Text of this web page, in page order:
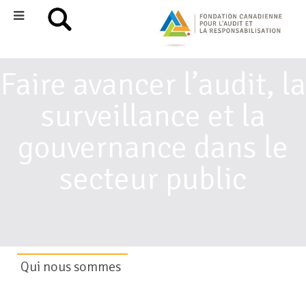
Faire avancer l’audit, la
surveillance et la
gouvernance dans le
secteur public
Qui nous sommes